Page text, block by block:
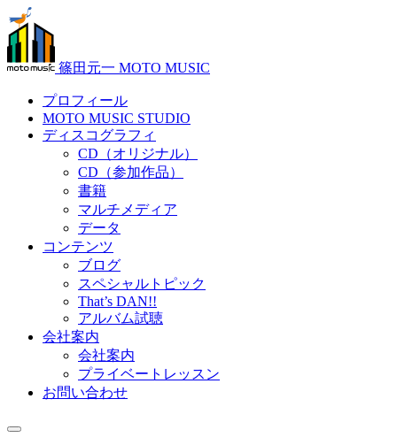
篠田元一 MOTO MUSIC
プロフィール
MOTO MUSIC STUDIO
ディスコグラフィ
CD（オリジナル）
CD（参加作品）
書籍
マルチメディア
データ
コンテンツ
ブログ
スペシャルトピック
That’s DAN!!
アルバム試聴
会社案内
会社案内
プライベートレッスン
お問い合わせ